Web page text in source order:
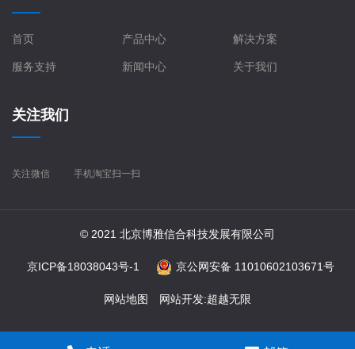
首页 产品中心 解决方案
服务支持 新闻中心 关于我们
关注我们
关注微信 手机淘宝扫一扫
© 2021 北京博雅信合科技发展有限公司
京ICP备18038043号-1 京公网安备 11010602103671号
网站地图 网站开发:超越无限